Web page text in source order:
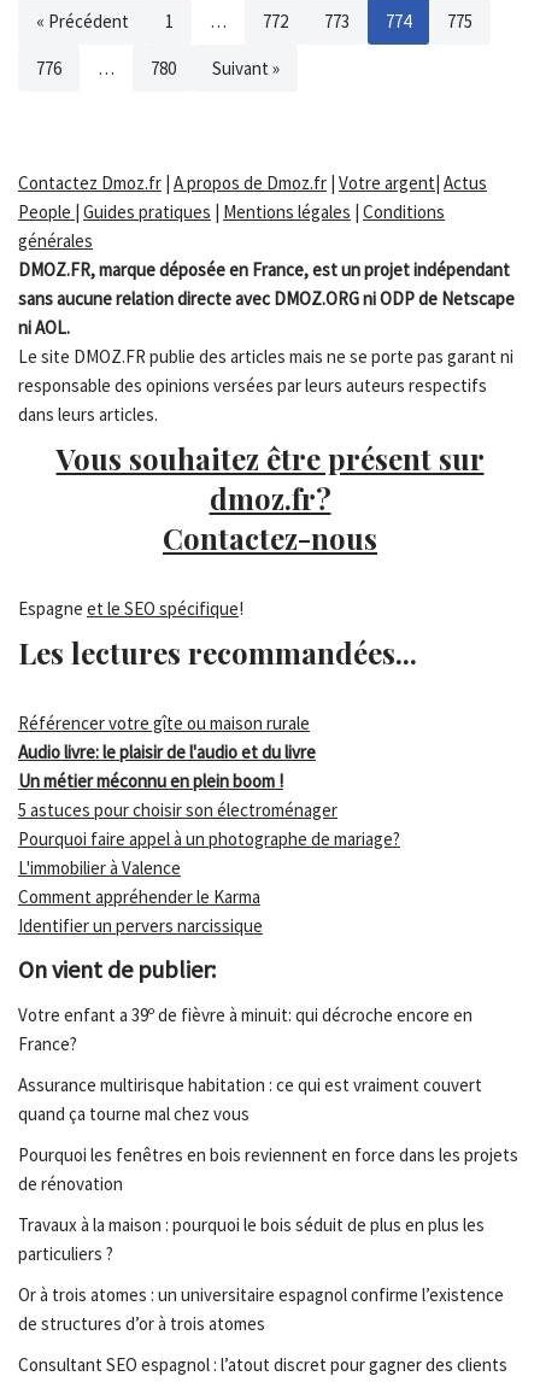
« Précédent 1 … 772 773 774 775
776 … 780 Suivant »
Contactez Dmoz.fr | A propos de Dmoz.fr | Votre argent| Actus
People | Guides pratiques | Mentions légales | Conditions
générales
DMOZ.FR, marque déposée en France, est un projet indépendant
sans aucune relation directe avec DMOZ.ORG ni ODP de Netscape
ni AOL.
Le site DMOZ.FR publie des articles mais ne se porte pas garant ni
responsable des opinions versées par leurs auteurs respectifs
dans leurs articles.
Vous souhaitez être présent sur
dmoz.fr?
Contactez-nous
Espagne et le SEO spécifique!
Les lectures recommandées...
Référencer votre gîte ou maison rurale
Audio livre: le plaisir de l'audio et du livre
Un métier méconnu en plein boom !
5 astuces pour choisir son électroménager
Pourquoi faire appel à un photographe de mariage?
L'immobilier à Valence
Comment appréhender le Karma
Identifier un pervers narcissique
On vient de publier:
Votre enfant a 39º de fièvre à minuit: qui décroche encore en
France?
Assurance multirisque habitation : ce qui est vraiment couvert
quand ça tourne mal chez vous
Pourquoi les fenêtres en bois reviennent en force dans les projets
de rénovation
Travaux à la maison : pourquoi le bois séduit de plus en plus les
particuliers ?
Or à trois atomes : un universitaire espagnol confirme l’existence
de structures d’or à trois atomes
Consultant SEO espagnol : l’atout discret pour gagner des clients